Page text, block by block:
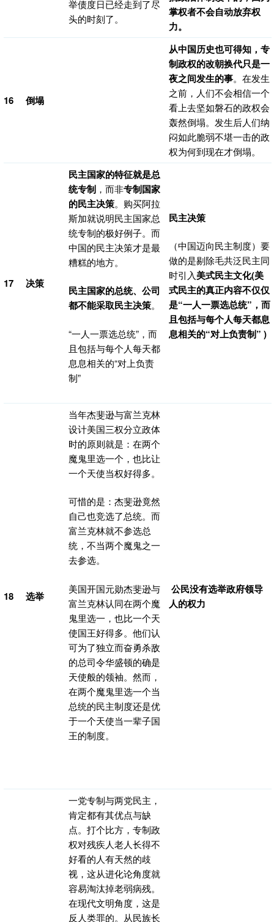
举债度日已经走到了尽
头的时刻了。
掌权者不会自动放弃权
力。
16 倒塌
从中国历史也可得知，专
制政权的改朝换代只是一
夜之间发生的事。在发生
之前，人们不会相信一个
看上去坚如磐石的政权会
轰然倒塌。发生后人们纳
闷如此脆弱不堪一击的政
权为何到现在才倒塌。
17 决策
民主国家的特征就是总
统专制 ，而非专制国家
的民主决策。购买阿拉
斯加就说明民主国家总
统专制的极好例子。而
中国的民主决策才是最
糟糕的地方。
民主国家的总统、公司
都不能采取民主决策。
“一人一票选总统”，而
且包括与每个人每天都
息息相关的“对上负责
制”
民主决策
（中国迈向民主制度）要
做的是剔除毛共泛民主同
时引入美式民主文化(美
式民主的真正内容不仅仅
是“一人一票选总统”，而
且包括与每个人每天都息
息相关的“对上负责制” )
18 选举
当年杰斐逊与富兰克林
设计美国三权分立政体
时的原则就是：在两个
魔鬼里选一个，也比让
一个天使当权好得多。
可惜的是：杰斐逊竟然
自己也竞选了总统。而
富兰克林就不参选总
统，不当两个魔鬼之一
去参选。
美国开国元勋杰斐逊与
富兰克林认同在两个魔
鬼里选一，也比一个天
使国王好得多。他们认
可为了独立而奋勇杀敌
的总司令华盛顿的确是
天使般的领袖。然而，
在两个魔鬼里选一个当
总统的民主制度还是优
于一个天使当一辈子国
王的制度。
公民没有选举政府领导
人的权力
一党专制与两党民主，
肯定都有其优点与缺
点。打个比方，专制政
权对残疾人老人长得不
好看的人有天然的歧
视，这从进化论角度就
容易淘汰掉老弱病残。
在现代文明角度，这是
反人类罪的。从民族长